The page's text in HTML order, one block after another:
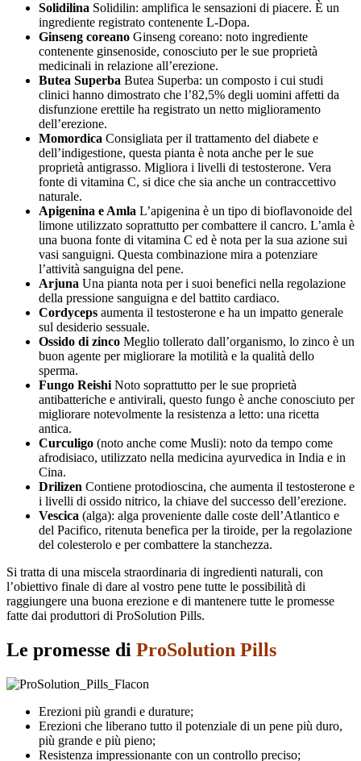
Solidilina Solidilin: amplifica le sensazioni di piacere. È un
ingrediente registrato contenente L-Dopa.
Ginseng coreano Ginseng coreano: noto ingrediente
contenente ginsenoside, conosciuto per le sue proprietà
medicinali in relazione all’erezione.
Butea Superba Butea Superba: un composto i cui studi
clinici hanno dimostrato che l’82,5% degli uomini affetti da
disfunzione erettile ha registrato un netto miglioramento
dell’erezione.
Momordica Consigliata per il trattamento del diabete e
dell’indigestione, questa pianta è nota anche per le sue
proprietà antigrasso. Migliora i livelli di testosterone. Vera
fonte di vitamina C, si dice che sia anche un contraccettivo
naturale.
Apigenina e Amla L’apigenina è un tipo di bioflavonoide del
limone utilizzato soprattutto per combattere il cancro. L’amla è
una buona fonte di vitamina C ed è nota per la sua azione sui
vasi sanguigni. Questa combinazione mira a potenziare
l’attività sanguigna del pene.
Arjuna Una pianta nota per i suoi benefici nella regolazione
della pressione sanguigna e del battito cardiaco.
Cordyceps aumenta il testosterone e ha un impatto generale
sul desiderio sessuale.
Ossido di zinco Meglio tollerato dall’organismo, lo zinco è un
buon agente per migliorare la motilità e la qualità dello
sperma.
Fungo Reishi Noto soprattutto per le sue proprietà
antibatteriche e antivirali, questo fungo è anche conosciuto per
migliorare notevolmente la resistenza a letto: una ricetta
antica.
Curculigo (noto anche come Musli): noto da tempo come
afrodisiaco, utilizzato nella medicina ayurvedica in India e in
Cina.
Drilizen Contiene protodioscina, che aumenta il testosterone e
i livelli di ossido nitrico, la chiave del successo dell’erezione.
Vescica (alga): alga proveniente dalle coste dell’Atlantico e
del Pacifico, ritenuta benefica per la tiroide, per la regolazione
del colesterolo e per combattere la stanchezza.
Si tratta di una miscela straordinaria di ingredienti naturali, con
l’obiettivo finale di dare al vostro pene tutte le possibilità di
raggiungere una buona erezione e di mantenere tutte le promesse
fatte dai produttori di ProSolution Pills.
Le promesse di ProSolution Pills
Erezioni più grandi e durature;
Erezioni che liberano tutto il potenziale di un pene più duro,
più grande e più pieno;
Resistenza impressionante con un controllo preciso;